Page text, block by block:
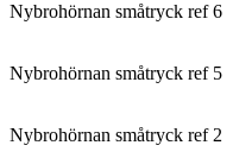
Nybrohörnan småtryck ref 6
Nybrohörnan småtryck ref 5
Nybrohörnan småtryck ref 2